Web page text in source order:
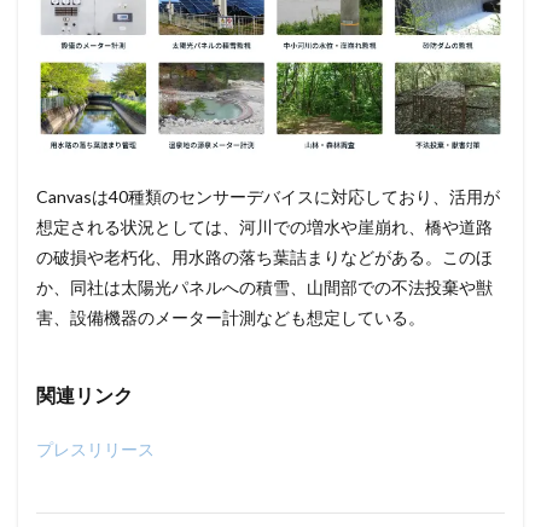
Canvasは40種類のセンサーデバイスに対応しており、活用が
想定される状況としては、河川での増水や崖崩れ、橋や道路
の破損や老朽化、用水路の落ち葉詰まりなどがある。このほ
か、同社は太陽光パネルへの積雪、山間部での不法投棄や獣
害、設備機器のメーター計測なども想定している。
関連リンク
プレスリリース